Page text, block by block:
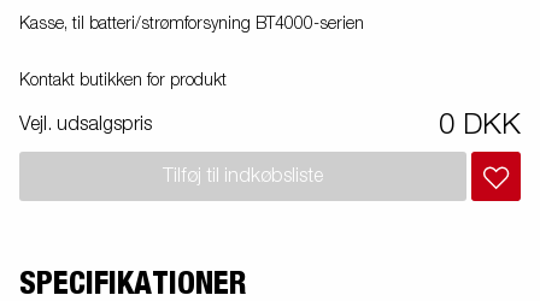
Kasse, til batteri/strømforsyning BT4000-serien
Kontakt butikken for produkt
Vejl. udsalgspris 0 DKK
Tilføj til indkøbsliste
SPECIFIKATIONER